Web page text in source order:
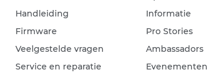
Handleiding
Firmware
Veelgestelde vragen
Service en reparatie
Informatie
Pro Stories
Ambassadors
Evenementen